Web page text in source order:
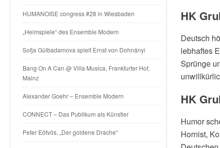
HUMANOISE congress #28 in Wiesbaden
„Heimspiele“ des Ensemble Modern
Sofja Gülbadamova spielt Ernst von Dohnányi
Bang On A Can @ Villa Musica, Frankfurter Hof,
Mainz
Alexander Goehr – Ensemble Modern
CONNECT – Das Publikum als Künstler
Peter Eötvös, „Der goldene Drache“
HK
Deutsch
lebhaftes
Sprünge
HK
Humor
Hornist,